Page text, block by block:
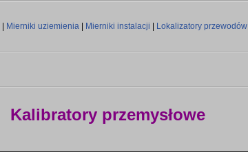
Mierniki uziemienia Mierniki instalacji Lokalizatory przewodów
Kalibratory przemysłowe